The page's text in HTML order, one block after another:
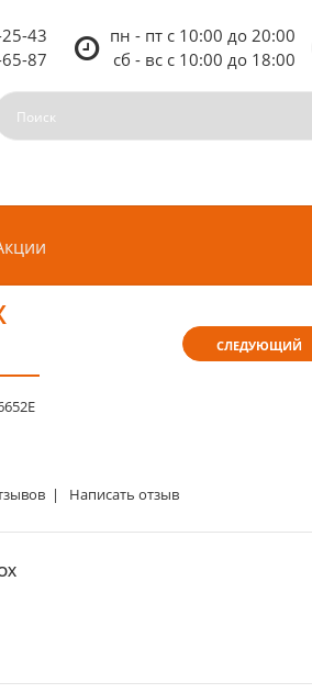
43
87
пн - пт c 10:00 до 20:00
сб - вс c 10:00 до 18:00
СЛЕДУЮЩИЙ
| Написать отзыв